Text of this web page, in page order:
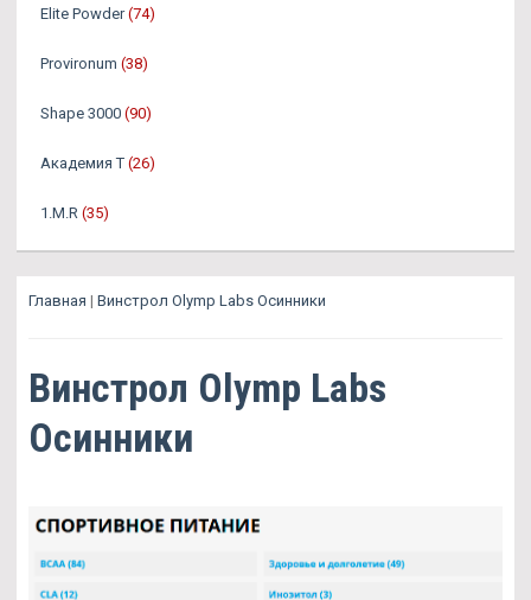
Elite Powder (74)
Provironum (38)
Shape 3000 (90)
Академия Т (26)
1.M.R (35)
Главная | Винстрол Olymp Labs Осинники
Винстрол Olymp Labs
Осинники